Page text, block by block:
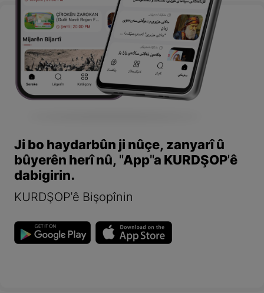
Ji bo haydarbûn ji nûçe, zanyarî û
bûyerên herî nû, "App"a KURDŞOP'ê
dabigirin.
KURDŞOP'ê Bişopînin